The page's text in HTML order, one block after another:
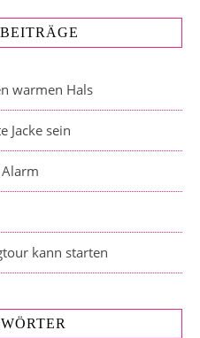
warmen Hals
Jacke sein
kann starten